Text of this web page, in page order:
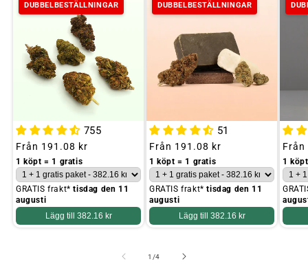
DUBBELBESTÄLLNINGAR
755
Ordinarie
pris
Från 191.08 kr
1 köpt = 1 gratis
GRATIS frakt*tisdag den 11
augusti
Lägg till 382.16 kr
DUBBELBESTÄLLNINGAR
51
Ordinarie
pris
Från 191.08 kr
1 köpt = 1 gratis
GRATIS frakt*tisdag den 11
augusti
Lägg till 382.16 kr
pris
Från
1
1 /av
4